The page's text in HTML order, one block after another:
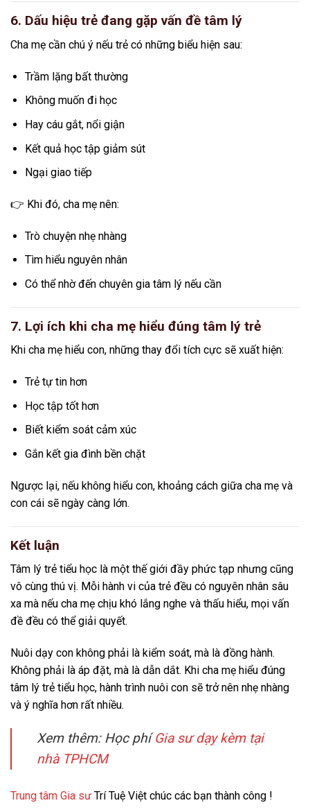
6. Dấu hiệu trẻ đang gặp vấn đề tâm lý
Cha mẹ cần chú ý nếu trẻ có những biểu hiện sau:
Trầm lặng bất thường
Không muốn đi học
Hay cáu gắt, nổi giận
Kết quả học tập giảm sút
Ngại giao tiếp
👉 Khi đó, cha mẹ nên:
Trò chuyện nhẹ nhàng
Tìm hiểu nguyên nhân
Có thể nhờ đến chuyên gia tâm lý nếu cần
7. Lợi ích khi cha mẹ hiểu đúng tâm lý trẻ
Khi cha mẹ hiểu con, những thay đổi tích cực sẽ xuất hiện:
Trẻ tự tin hơn
Học tập tốt hơn
Biết kiểm soát cảm xúc
Gắn kết gia đình bền chặt
Ngược lại, nếu không hiểu con, khoảng cách giữa cha mẹ và
con cái sẽ ngày càng lớn.
Kết luận
Tâm lý trẻ tiểu học là một thế giới đầy phức tạp nhưng cũng
vô cùng thú vị. Mỗi hành vi của trẻ đều có nguyên nhân sâu
xa mà nếu cha mẹ chịu khó lắng nghe và thấu hiểu, mọi vấn
đề đều có thể giải quyết.
Nuôi dạy con không phải là kiểm soát, mà là đồng hành.
Không phải là áp đặt, mà là dẫn dắt. Khi cha mẹ hiểu đúng
tâm lý trẻ tiểu học, hành trình nuôi con sẽ trở nên nhẹ nhàng
và ý nghĩa hơn rất nhiều.
Xem thêm: Học phíGia sư dạy kèm tại
nhà TPHCM
Trung tâm Gia sư Trí Tuệ Việt chúc các bạn thành công !